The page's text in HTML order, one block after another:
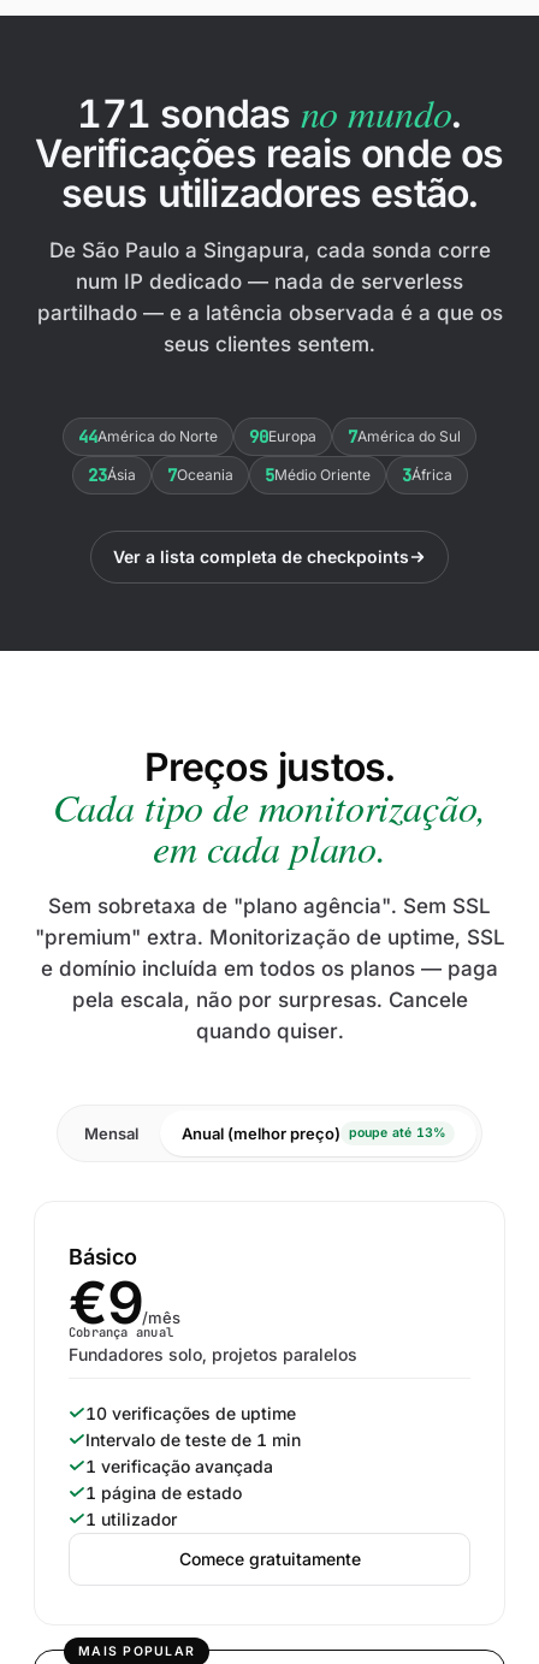
171 sondas no mundo.
Verificações reais onde os
seus utilizadores estão.
De São Paulo a Singapura, cada sonda corre
num IP dedicado — nada de serverless
partilhado — e a latência observada é a que os
seus clientes sentem.
44América do Norte 90Europa 7América do Sul
23Ásia 7Oceania 5Médio Oriente 3África
Ver a lista completa de checkpoints
Preços justos.
Cada tipo de monitorização,
em cada plano.
Sem sobretaxa de "plano agência". Sem SSL
"premium" extra. Monitorização de uptime, SSL
e domínio incluída em todos os planos — paga
pela escala, não por surpresas. Cancele
quando quiser.
Mensal Anual (melhor preço) poupe até 13%
Básico
€9/mês
Cobrança anual
Fundadores solo, projetos paralelos
10 verificações de uptime
Intervalo de teste de 1 min
1 verificação avançada
1 página de estado
1 utilizador
Comece gratuitamente
MAIS POPULAR